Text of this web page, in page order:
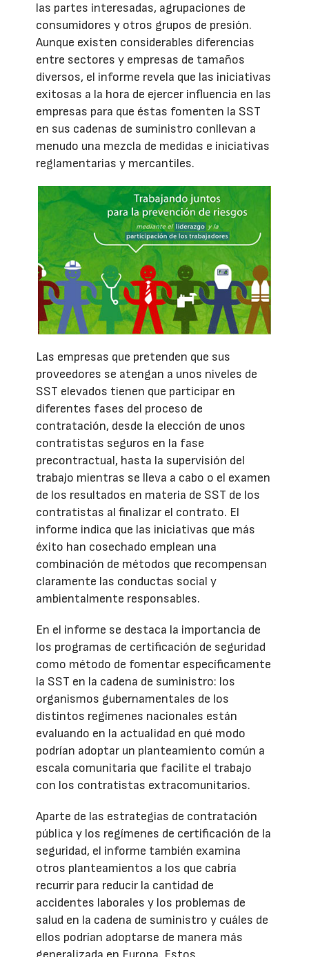
las partes interesadas, agrupaciones de
consumidores y otros grupos de presión.
Aunque existen considerables diferencias
entre sectores y empresas de tamaños
diversos, el informe revela que las iniciativas
exitosas a la hora de ejercer influencia en las
empresas para que éstas fomenten la SST
en sus cadenas de suministro conllevan a
menudo una mezcla de medidas e iniciativas
reglamentarias y mercantiles.
Las empresas que pretenden que sus
proveedores se atengan a unos niveles de
SST elevados tienen que participar en
diferentes fases del proceso de
contratación, desde la elección de unos
contratistas seguros en la fase
precontractual, hasta la supervisión del
trabajo mientras se lleva a cabo o el examen
de los resultados en materia de SST de los
contratistas al finalizar el contrato. El
informe indica que las iniciativas que más
éxito han cosechado emplean una
combinación de métodos que recompensan
claramente las conductas social y
ambientalmente responsables.
En el informe se destaca la importancia de
los programas de certificación de seguridad
como método de fomentar específicamente
la SST en la cadena de suministro: los
organismos gubernamentales de los
distintos regímenes nacionales están
evaluando en la actualidad en qué modo
podrían adoptar un planteamiento común a
escala comunitaria que facilite el trabajo
con los contratistas extracomunitarios.
Aparte de las estrategias de contratación
pública y los regímenes de certificación de la
seguridad, el informe también examina
otros planteamientos a los que cabría
recurrir para reducir la cantidad de
accidentes laborales y los problemas de
salud en la cadena de suministro y cuáles de
ellos podrían adoptarse de manera más